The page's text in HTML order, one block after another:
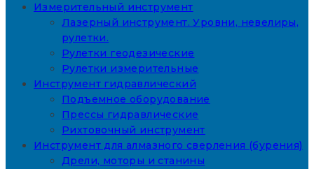
Измерительный инструмент
Лазерный инструмент. Уровни, невелиры,
рулетки.
Рулетки геодезические
Рулетки измерительные
Инструмент гидравлический
Подъемное оборудование
Прессы гидравлические
Рихтовочный инструмент
Инструмент для алмазного сверления (бурения)
Дрели, моторы и станины